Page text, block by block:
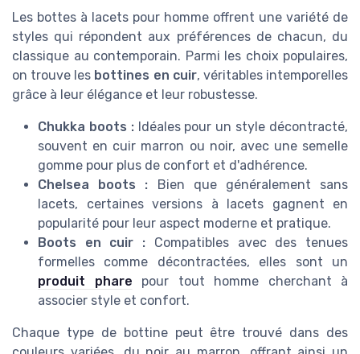
Les bottes à lacets pour homme offrent une variété de
styles qui répondent aux préférences de chacun, du
classique au contemporain. Parmi les choix populaires,
on trouve les bottines en cuir, véritables intemporelles
grâce à leur élégance et leur robustesse.
Chukka boots :Idéales pour un style décontracté,
souvent en cuir marron ou noir, avec une semelle
gomme pour plus de confort et d'adhérence.
Chelsea boots : Bien que généralement sans
lacets, certaines versions à lacets gagnent en
popularité pour leur aspect moderne et pratique.
Boots en cuir : Compatibles avec des tenues
formelles comme décontractées, elles sont un
produit phare pour tout homme cherchant à
associer style et confort.
Chaque type de bottine peut être trouvé dans des